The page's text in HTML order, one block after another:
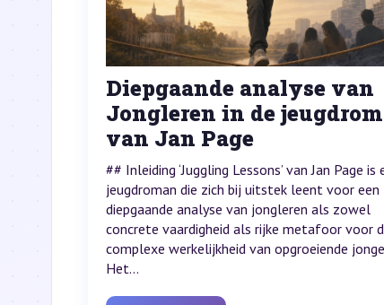
Diepgaande analyse van
Jongleren in de
van Jan Page
## Inleiding ‘Juggling Lessons’ van Jan Page is
jeugdroman die zich bij uitstek leent voor een
diepgaande analyse van jongleren als zowel
concrete vaardigheid als rijke metafoor voor
complexe werkelijkheid van opgroeiende
Het...